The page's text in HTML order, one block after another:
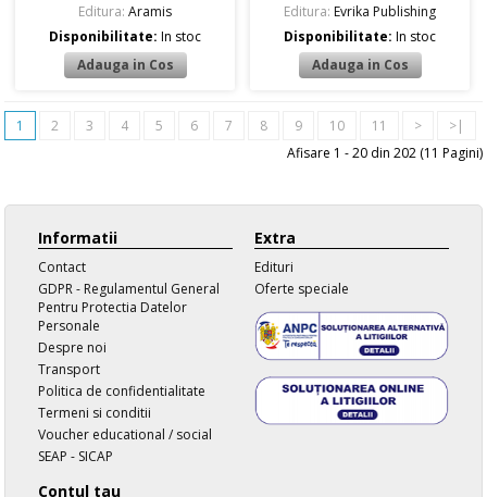
Editura: Aramis
Disponibilitate:In stoc
Editura: Evrika Publishing
Disponibilitate:In stoc
1 2 3 4 5 6 7 8 9 10 11 >
>|
Afisare 1 - 20 din 202 (11 Pagini)
Informatii
Contact
GDPR - Regulamentul General
Pentru Protectia Datelor
Personale
Despre noi
Transport
Politica de confidentialitate
Termeni si conditii
Voucher educational / social
SEAP - SICAP
Extra
Edituri
Oferte speciale
Contul tau